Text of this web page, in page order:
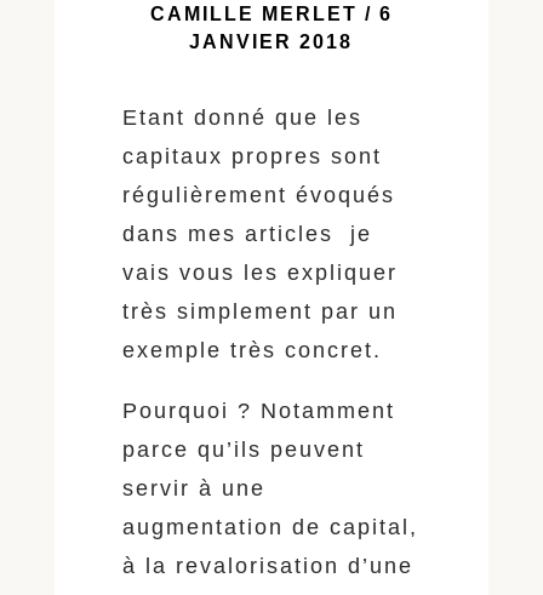
CAMILLE MERLET / 6
JANVIER 2018
Etant donné que les
capitaux propres sont
régulièrement évoqués
dans mes articles je
vais vous les expliquer
très simplement par un
exemple très concret.
Pourquoi ? Notamment
parce qu’ils peuvent
servir à une
augmentation de capital,
à la revalorisation d’une